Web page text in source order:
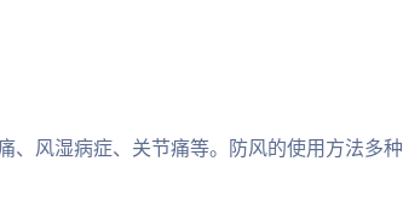
、风湿病症、关节痛等。防风的使用方法多种